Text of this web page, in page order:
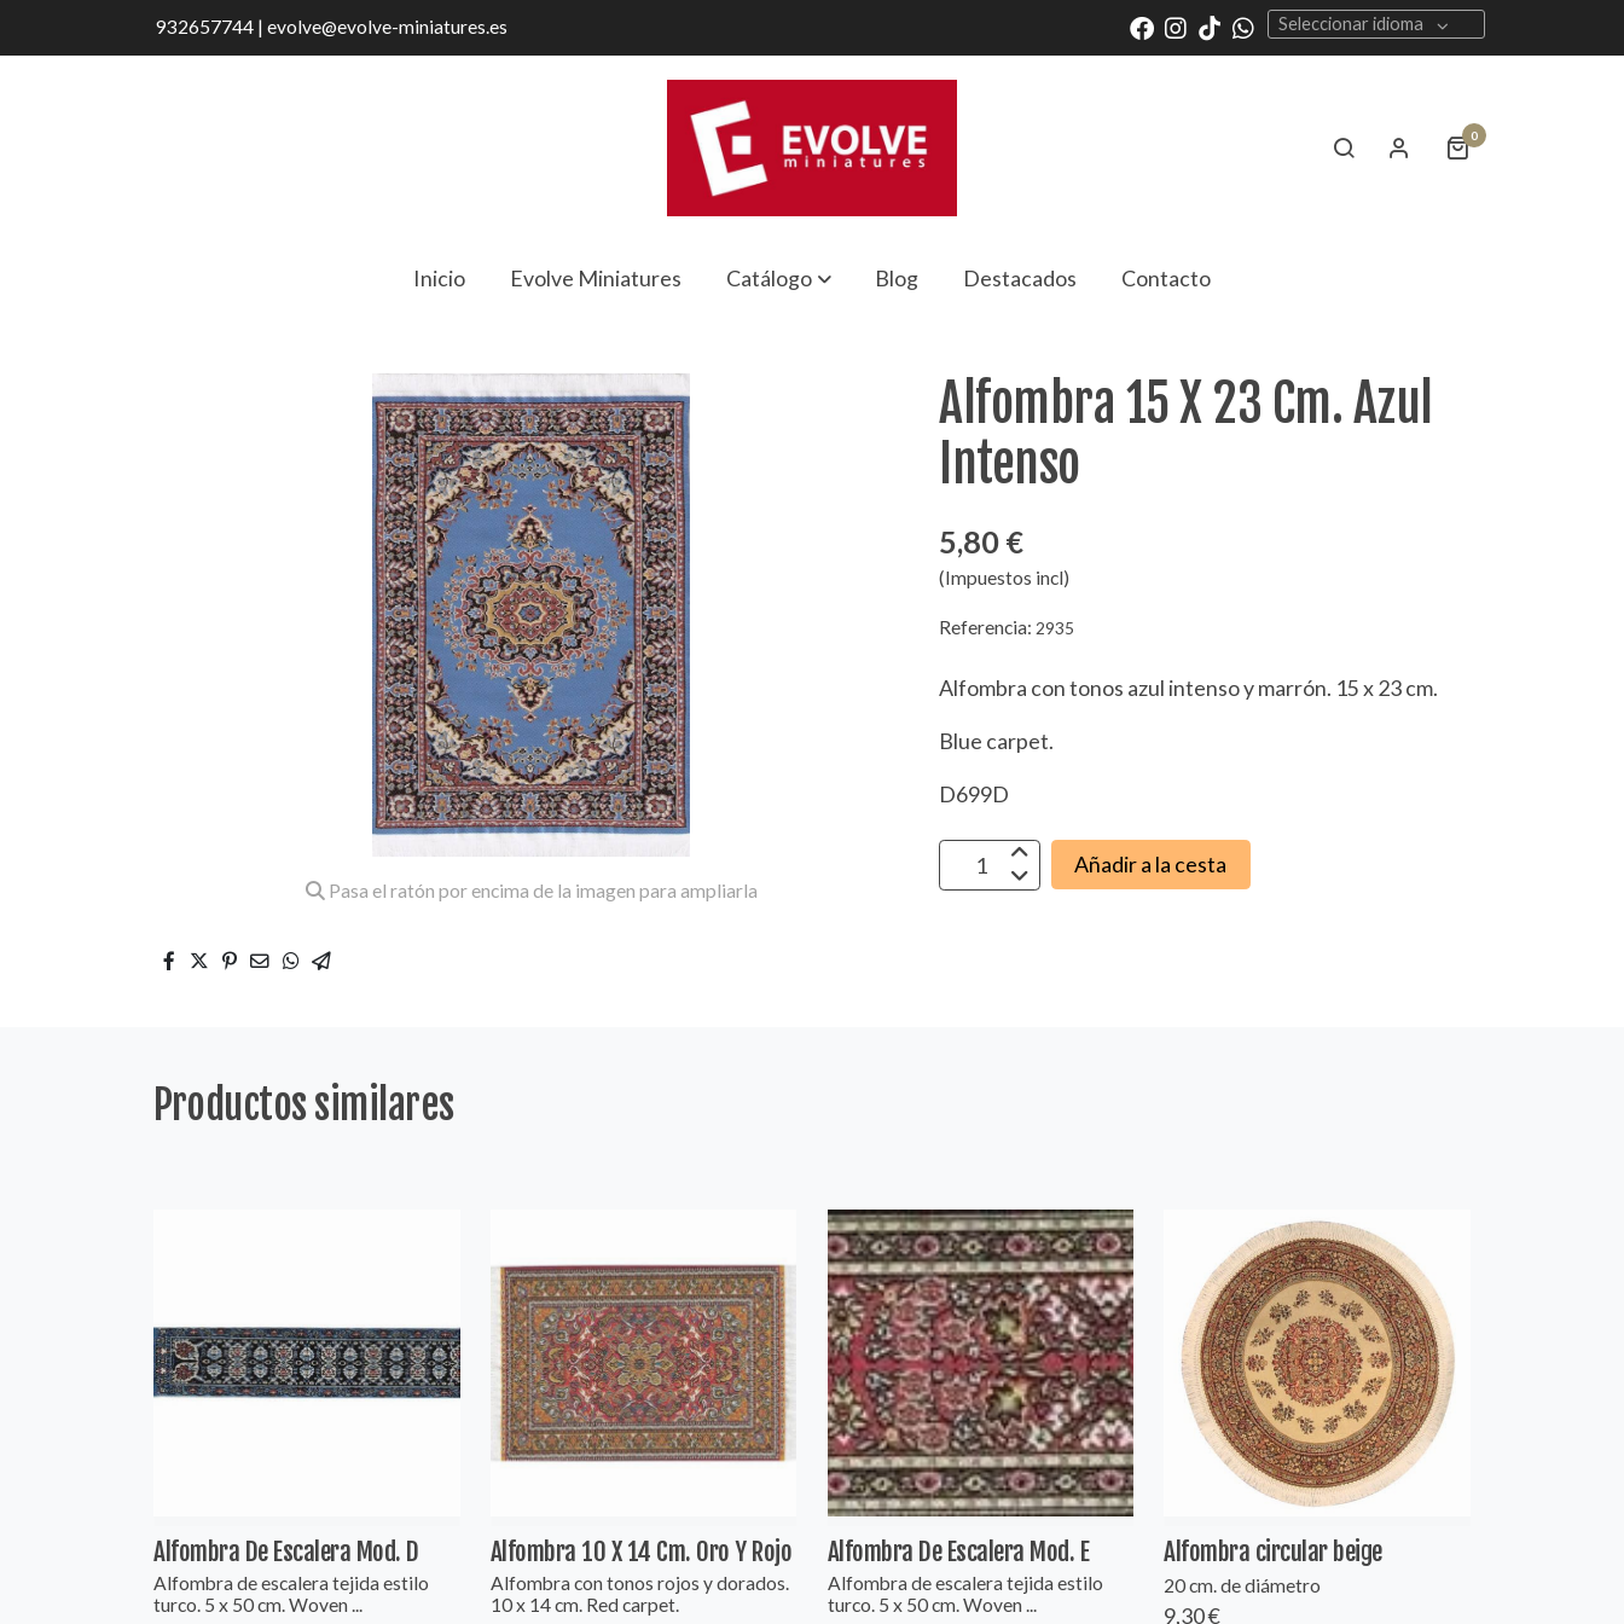
932657744 | evolve@evolve-miniatures.es Seleccionar idioma
0
Inicio Evolve Miniatures Catálogo Blog Destacados Contacto
Pasa el ratón por encima de la imagen para ampliarla
Alfombra 15 X 23 Cm. Azul
Intenso
5,80 €
(Impuestos incl)
Referencia: 2935
Alfombra con tonos azul intenso y marrón. 15 x 23 cm.
Blue carpet.
D699D
Añadir a la cesta
Productos similares
Alfombra De Escalera Mod. D
Alfombra de escalera tejida estilo
turco. 5 x 50 cm. Woven ...
Alfombra 10 X 14 Cm. Oro Y Rojo
Alfombra con tonos rojos y dorados.
10 x 14 cm. Red carpet.
Alfombra De Escalera Mod. E
Alfombra de escalera tejida estilo
turco. 5 x 50 cm. Woven ...
Alfombra circular beige
20 cm. de diámetro
9,30 €